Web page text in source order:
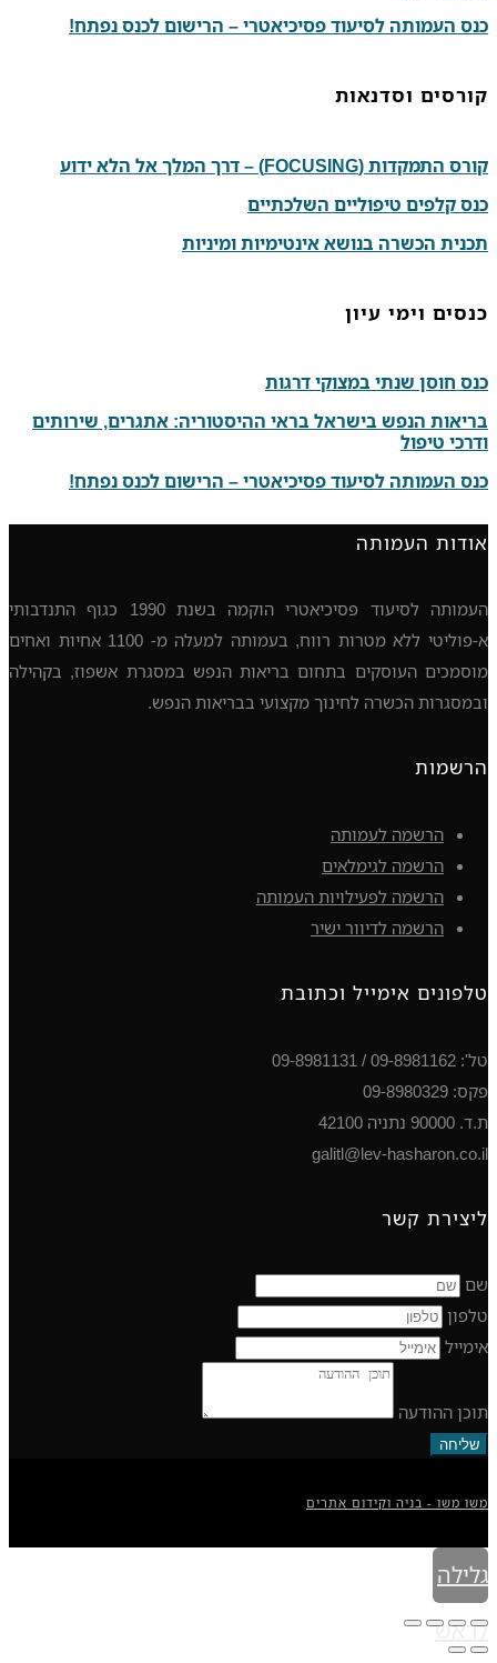
כנס העמותה לסיעוד פסיכיאטרי – הרישום לכנס נפתח!
קורסים וסדנאות
קורס התמקדות (FOCUSING) – דרך המלך אל הלא ידוע
כנס קלפים טיפוליים השלכתיים
תכנית הכשרה בנושא אינטימיות ומיניות
כנסים וימי עיון
כנס חוסן שנתי במצוקי דרגות
בריאות הנפש בישראל בראי ההיסטוריה: אתגרים, שירותים
ודרכי טיפול
כנס העמותה לסיעוד פסיכיאטרי – הרישום לכנס נפתח!
אודות העמותה
העמותה לסיעוד פסיכיאטרי הוקמה בשנת 1990 כגוף התנדבותי
א-פוליטי ללא מטרות רווח, בעמותה למעלה מ- 1100 אחיות ואחים
מוסמכים העוסקים בתחום בריאות הנפש במסגרת אשפוז, בקהילה
ובמסגרות הכשרה לחינוך מקצועי בבריאות הנפש.
הרשמות
הרשמה לעמותה
הרשמה לגימלאים
הרשמה לפעילויות העמותה
הרשמה לדיוור ישיר
טלפונים אימייל וכתובת
טל': 09-8981162 / 09-8981131
פקס: 09-8980329
ת.ד. 90000 נתניה 42100
galitl@lev-hasharon.co.il
ליצירת קשר
שם
טלפון
אימייל
תוכן ההודעה
שליחה
משו משו - בניה וקידום אתרים
גלילה
לראש